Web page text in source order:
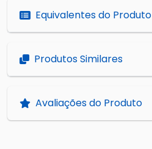
Equivalentes do Produto
Produtos Similares
Avaliações do Produto